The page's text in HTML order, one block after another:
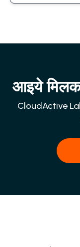
आइये
CloudActive